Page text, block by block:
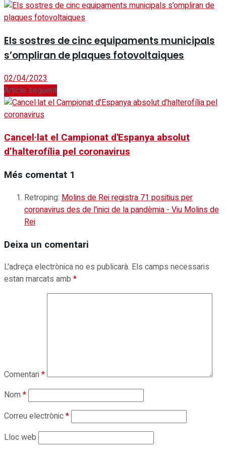
Els sostres de cinc equipaments municipals
s’ompliran de plaques fotovoltaiques
02/04/2023
Article següent
Cancel·lat el Campionat d'Espanya absolut
d’halterofília pel coronavirus
Més comentat 1
Retroping: Molins de Rei registra 71 positius per
coronavirus des de l'inici de la pandèmia - Viu Molins de
Rei
Deixa un comentari
L'adreça electrònica no es publicarà. Els camps necessaris
estan marcats amb *
Comentari*
Nom*
Correu electrònic*
Lloc web